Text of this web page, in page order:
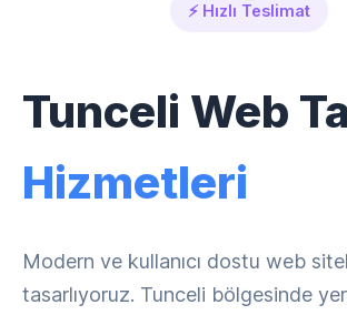
⚡ Hızlı Teslimat
Tunceli Web
Hizmetleri
Modern ve kullanıcı dostu web
tasarlıyoruz. Tunceli bölgesinde